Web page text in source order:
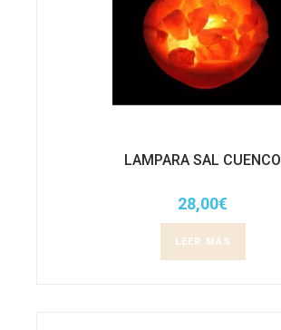
LAMPARA SAL CUENCO
28,00€
LEER MÁS